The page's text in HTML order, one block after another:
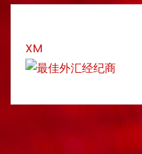
XM